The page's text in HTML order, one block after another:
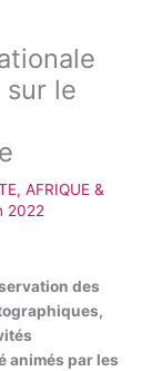
sur le
, AFRIQUE &
2022
des
animés par les